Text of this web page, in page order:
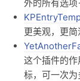
外的所有选项
更美观，更简
这个插件的
标，可一次